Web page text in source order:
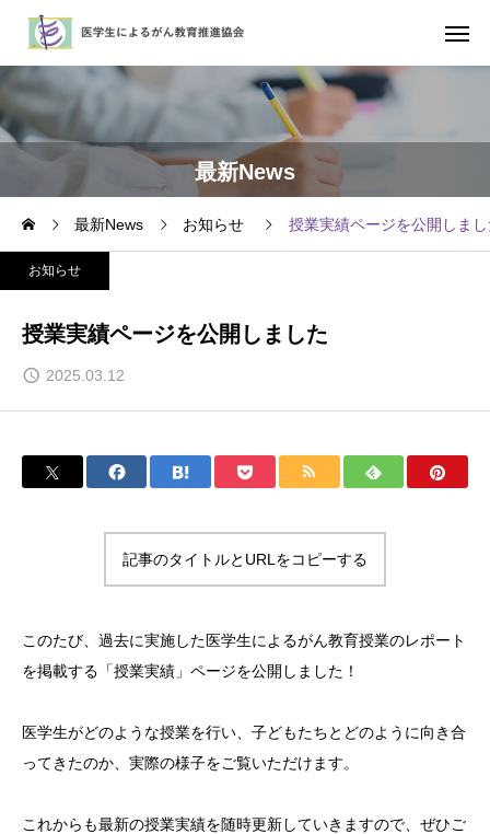
最新News
最新News お知らせ 授業実績ページを公開しま
お知らせ
授業実績ページを公開しました
2025.03.12
記事のタイトルとURLをコピーする
このたび、過去に実施した医学生によるがん教育授業のレポート
を掲載する「授業実績」ページを公開しました！
医学生がどのような授業を行い、子どもたちとどのように向き合
ってきたのか、実際の様子をご覧いただけます。
これからも最新の授業実績を随時更新していきますので、ぜひご